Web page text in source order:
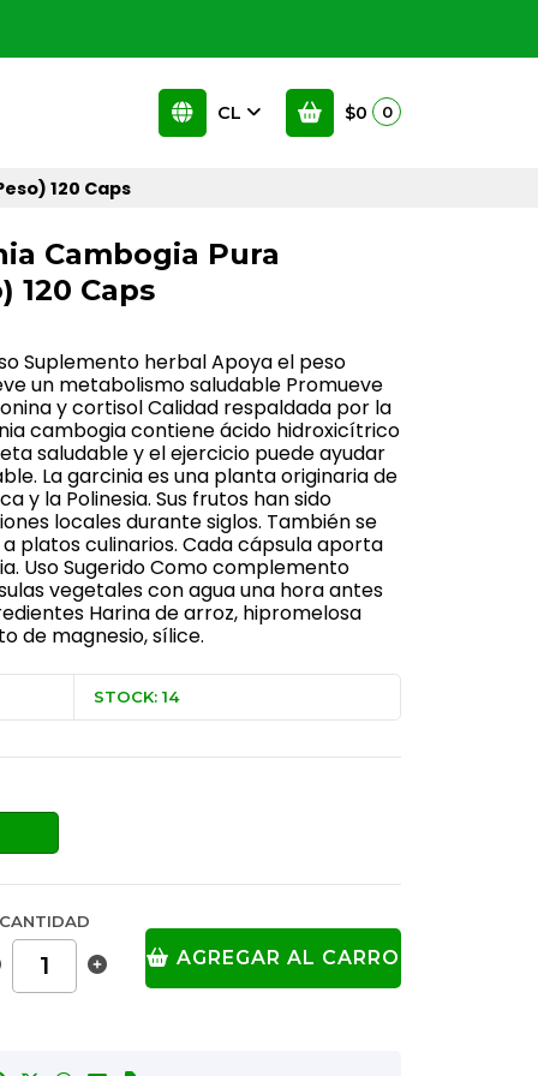
CL $0 0
120 Caps
Cambogia Pura
120 Caps
Suplemento herbal Apoya el peso
un metabolismo saludable Promueve
y cortisol Calidad respaldada por la
cambogia contiene ácido hidroxicítrico
saludable y el ejercicio puede ayudar
La garcinia es una planta originaria de
y la Polinesia. Sus frutos han sido
locales durante siglos. También se
platos culinarios. Cada cápsula aporta
Uso Sugerido Como complemento
vegetales con agua una hora antes
Harina de arroz, hipromelosa
de magnesio, sílice.
STOCK: 14
CANTIDAD
AGREGAR AL CARRO